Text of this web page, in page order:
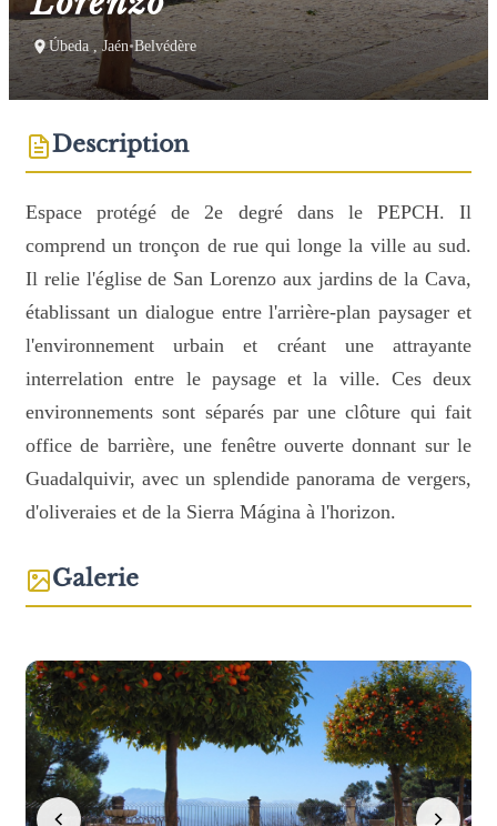
Úbeda , Jaén•Belvédère
Description
Espace protégé de 2e degré dans le PEPCH. Il
comprend un tronçon de rue qui longe la ville au sud.
Il relie l'église de San Lorenzo aux jardins de la Cava,
établissant un dialogue entre l'arrière-plan paysager et
l'environnement urbain et créant une attrayante
interrelation entre le paysage et la ville. Ces deux
environnements sont séparés par une clôture qui fait
office de barrière, une fenêtre ouverte donnant sur le
Guadalquivir, avec un splendide panorama de vergers,
d'oliveraies et de la Sierra Mágina à l'horizon.
Galerie